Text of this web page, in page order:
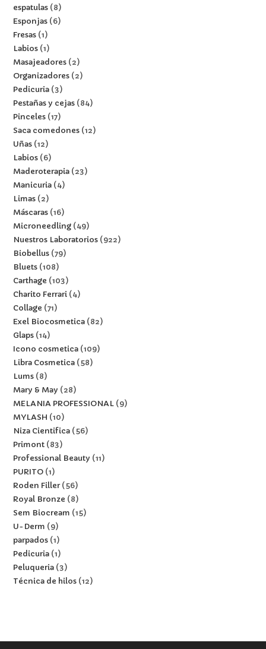
espatulas 8
Esponjas 6
Fresas 1
Labios 1
Masajeadores 2
Organizadores 2
Pedicuria 3
Pestañas y cejas 84
Pinceles 17
Saca comedones 12
Uñas 12
Labios 6
Maderoterapia 23
Manicuria 4
Limas 2
Máscaras 16
Microneedling 49
Nuestros Laboratorios 922
Biobellus 79
Bluets 108
Carthage
103
Charito Ferrari 4
Collage
71
Exel Biocosmetica 82
Glaps 14
Icono cosmetica 109
Libra Cosmetica 58
Lums 8
Mary & May
28
MELANIA PROFESSIONAL 9
MYLASH
10
Niza Cientifica 56
Primont 83
Professional Beauty
11
PURITO 1
Roden Filler 56
Royal Bronze
8
Sem Biocream
15
U-Derm
9
parpados 1
Pedicuria 1
Peluqueria 3
Técnica de hilos 12